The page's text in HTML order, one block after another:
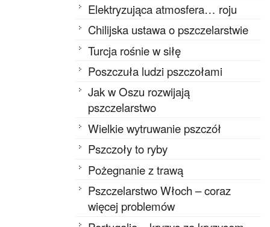
Elektryzująca atmosfera… roju
Chilijska ustawa o pszczelarstwie
Turcja rośnie w siłę
Poszczuła ludzi pszczołami
Jak w Oszu rozwijają
pszczelarstwo
Wielkie wytruwanie pszczół
Pszczoły to ryby
Pożegnanie z trawą
Pszczelarstwo Włoch – coraz
więcej problemów